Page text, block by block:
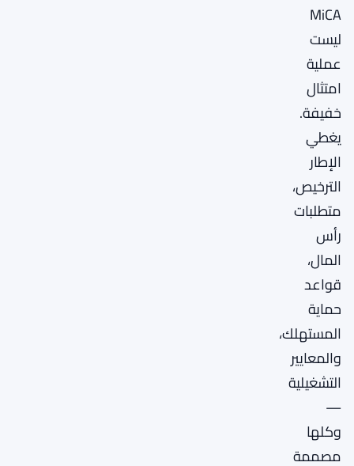
MiCA
ليست
عملية
امتثال
خفيفة.
يغطي
الإطار
الترخيص،
متطلبات
رأس
المال،
قواعد
حماية
المستهلك،
والمعايير
التشغيلية
—
وكلها
مصممة